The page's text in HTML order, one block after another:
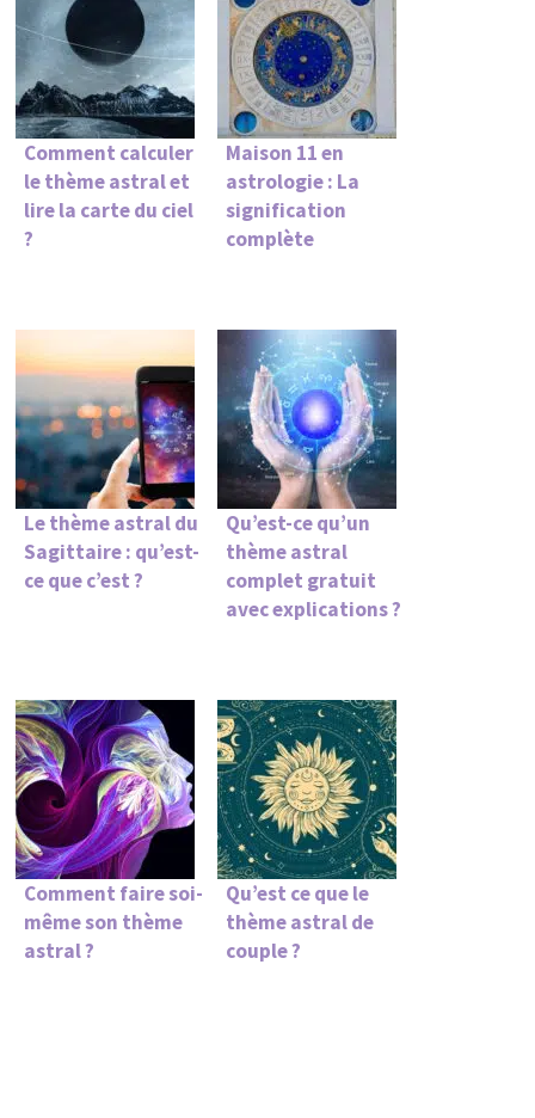
Comment calculer
le thème astral et
lire la carte du ciel
?
Maison 11 en
astrologie : La
signification
complète
Le thème astral du
Sagittaire : qu’est-
ce que c’est ?
Qu’est-ce qu’un
thème astral
complet gratuit
avec explications ?
Comment faire soi-
même son thème
astral ?
Qu’est ce que le
thème astral de
couple ?